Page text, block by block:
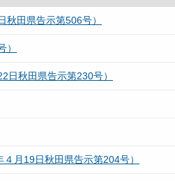
田県告示第506号）
日秋田県告示第230号）
月19日秋田県告示第204号）